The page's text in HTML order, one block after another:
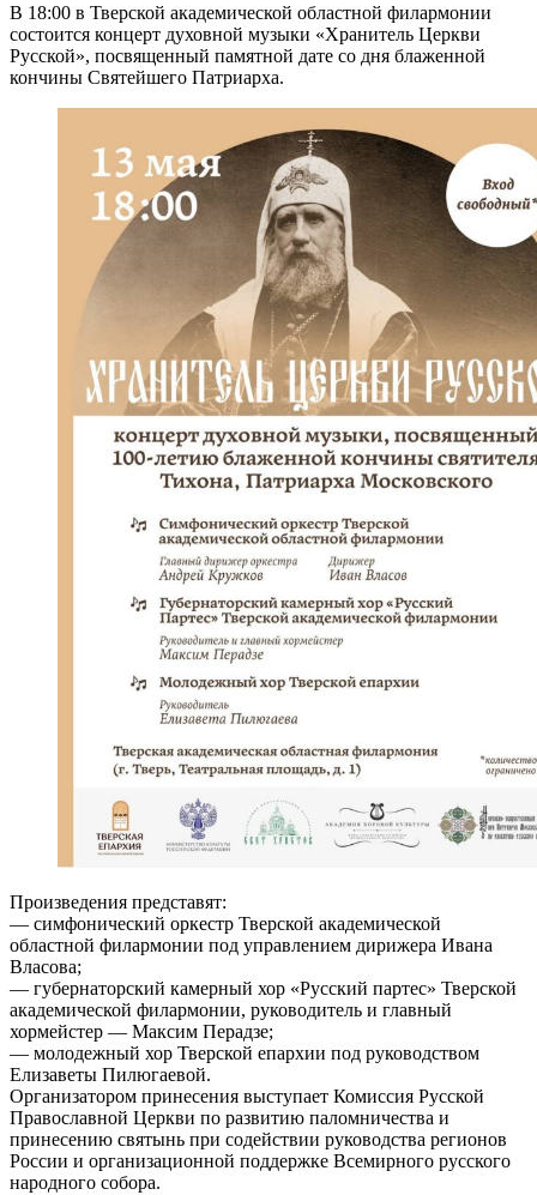
В 18:00 в Тверской академической областной филармонии
состоится концерт духовной музыки «Хранитель Церкви
Русской», посвященный памятной дате со дня блаженной
кончины Святейшего Патриарха.
Произведения представят:
— симфонический оркестр Тверской академической
областной филармонии под управлением дирижера Ивана
Власова;
— губернаторский камерный хор «Русский партес» Тверской
академической филармонии, руководитель и главный
хормейстер — Максим Перадзе;
— молодежный хор Тверской епархии под руководством
Елизаветы Пилюгаевой.
Организатором принесения выступает Комиссия Русской
Православной Церкви по развитию паломничества и
принесению святынь при содействии руководства регионов
России и организационной поддержке Всемирного русского
народного собора.